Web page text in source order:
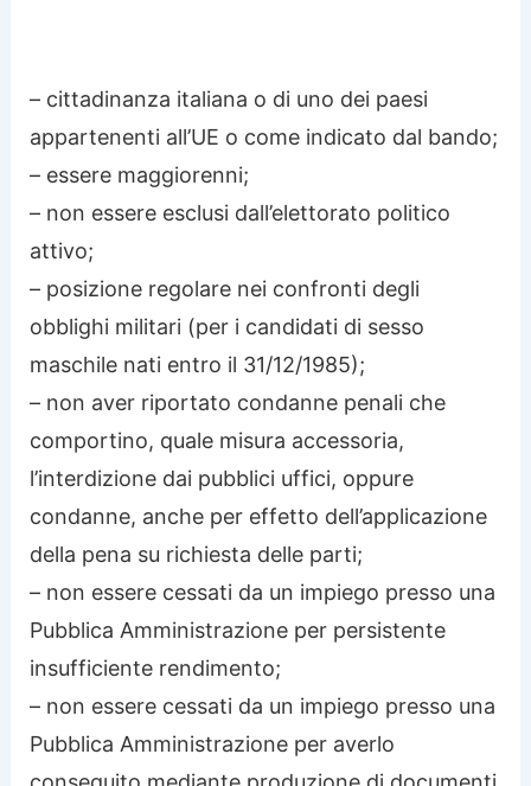
– cittadinanza italiana o di uno dei paesi
appartenenti all’UE o come indicato dal bando;
– essere maggiorenni;
– non essere esclusi dall’elettorato politico
attivo;
– posizione regolare nei confronti degli
obblighi militari (per i candidati di sesso
maschile nati entro il 31/12/1985);
– non aver riportato condanne penali che
comportino, quale misura accessoria,
l’interdizione dai pubblici uffici, oppure
condanne, anche per effetto dell’applicazione
della pena su richiesta delle parti;
– non essere cessati da un impiego presso una
Pubblica Amministrazione per persistente
insufficiente rendimento;
– non essere cessati da un impiego presso una
Pubblica Amministrazione per averlo